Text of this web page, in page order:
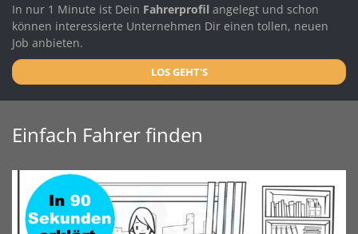
In nur 1 Minute ist Dein Fahrerprofil angelegt und schon
können interessierte Unternehmen Dir einen tollen, neuen
Job anbieten.
LOS GEHT'S
Einfach Fahrer finden